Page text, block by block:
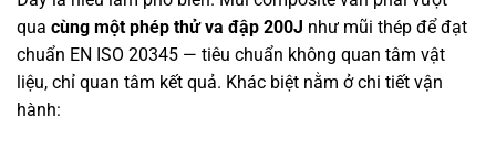
qua cùng một phép thử va đập 200J như mũi thép để đạt
chuẩn EN ISO 20345 — tiêu chuẩn không quan tâm vật
liệu, chỉ quan tâm kết quả. Khác biệt nằm ở chi tiết vận
hành: